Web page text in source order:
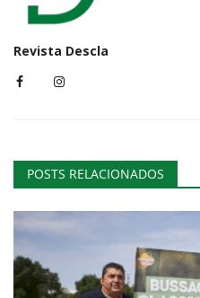
Revista Descla
POSTS RELACIONADOS